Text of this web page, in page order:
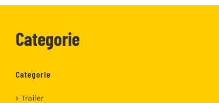
Categorie
Categorie
Trailer